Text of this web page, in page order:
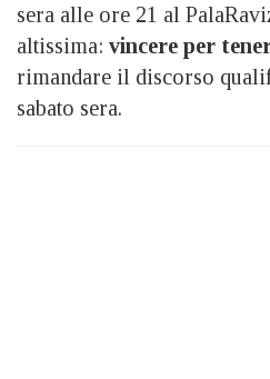
sera alle ore 21 al
altissima: vincere per
rimandare il discorso
sabato sera.